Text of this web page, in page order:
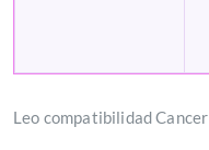
Leo compatibilidad Cancer